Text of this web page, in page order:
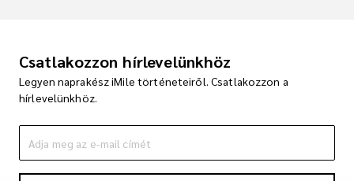
Csatlakozzon hírlevelünkhöz
Legyen naprakész iMile történeteiről. Csatlakozzon a
hírlevelünkhöz.